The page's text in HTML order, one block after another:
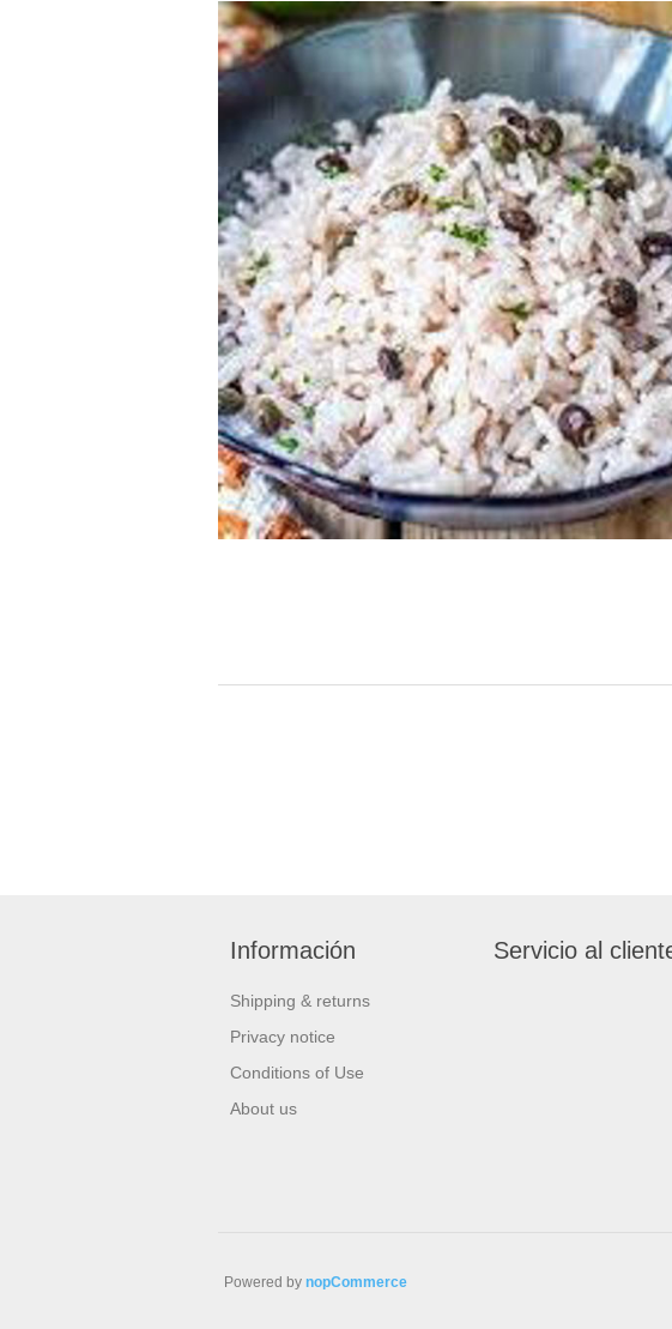
Información
Shipping & returns
Privacy notice
Conditions of Use
About us
Servicio al
Powered by nopCommerce